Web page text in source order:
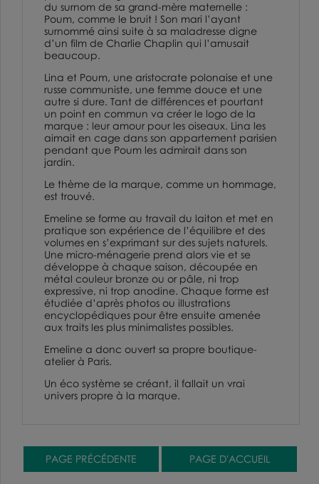
du surnom de sa grand-mère maternelle :
Poum, comme le bruit ! Son mari l’ayant
surnommé ainsi suite à sa maladresse digne
d’un film de Charlie Chaplin qui l’amusait
beaucoup.
Lina et Poum, une aristocrate polonaise et une
russe communiste, une femme douce et une
autre si dure. Tant de différences et pourtant
un point en commun va créer le logo de la
marque : leur amour pour les oiseaux. Lina les
aimait en cage dans son appartement parisien
pendant que Poum les admirait dans son
jardin.
Le thème de la marque, comme un hommage,
est trouvé.
Emeline se forme au travail du laiton et met en
pratique son expérience de l’équilibre et des
volumes en s’exprimant sur des sujets naturels.
Une micro-ménagerie prend alors vie et se
développe à chaque saison, découpée en
métal couleur bronze ou or pâle, ni trop
expressive, ni trop anodine. Chaque forme est
étudiée d’après photos ou illustrations
encyclopédiques pour être ensuite amenée
aux traits les plus minimalistes possibles.
Emeline a donc ouvert sa propre boutique-
atelier à Paris.
Un éco système se créant, il fallait un vrai
univers propre à la marque.